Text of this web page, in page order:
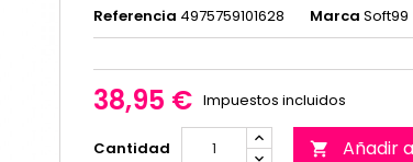
Referencia 4975759101628 Marca Soft99
38,95 € Impuestos incluidos
Cantidad  Añadir